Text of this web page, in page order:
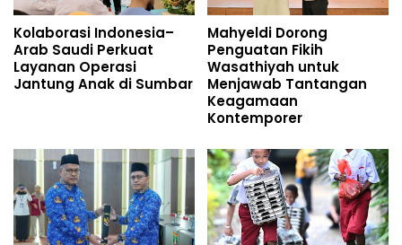
Kolaborasi Indonesia–
Arab Saudi Perkuat
Layanan Operasi
Jantung Anak di Sumbar
Mahyeldi Dorong
Penguatan Fikih
Wasathiyah untuk
Menjawab Tantangan
Keagamaan
Kontemporer